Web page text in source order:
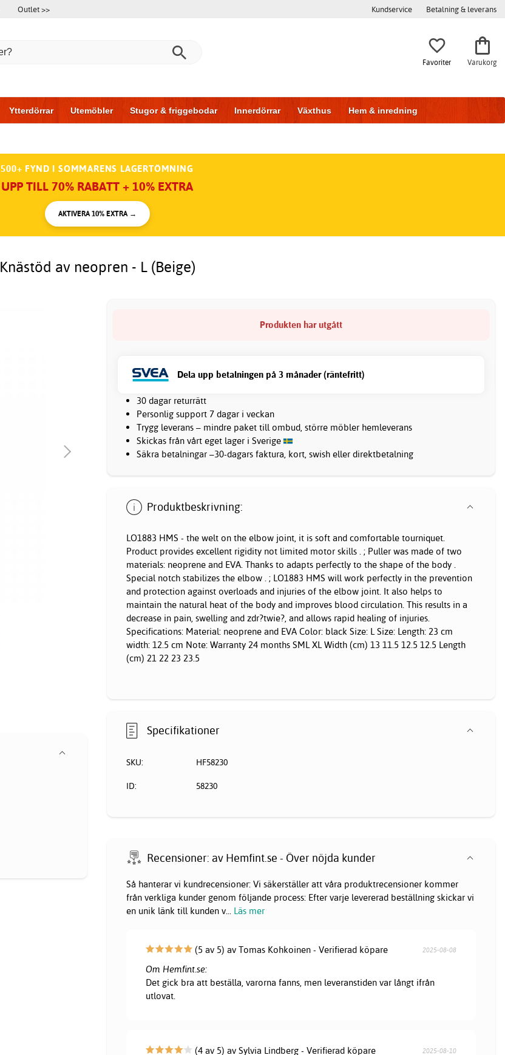
Outlet >> Kundservice Betalning & leverans
Favoriter Varukorg
Ytterdörrar Utemöbler Stugor & friggebodar Innerdörrar Växthus Hem & inredning
500+ FYND I SOMMARENS LAGERTÖMNING
UPP TILL 70% RABATT + 10% EXTRA
AKTIVERA 10% EXTRA →
Knästöd av neopren - L (Beige)
Produkten har utgått
Dela upp betalningen på 3 månader (räntefritt)
30 dagar returrätt
Personlig support 7 dagar i veckan
Trygg leverans – mindre paket till ombud, större möbler hemleverans
Skickas från vårt eget lager i Sverige
Säkra betalningar –30-dagars faktura, kort, swish eller direktbetalning
Produktbeskrivning:
LO1883 HMS - the welt on the elbow joint, it is soft and comfortable tourniquet.
Product provides excellent rigidity not limited motor skills . ; Puller was made of two
materials: neoprene and EVA. Thanks to adapts perfectly to the shape of the body .
Special notch stabilizes the elbow . ; LO1883 HMS will work perfectly in the prevention
and protection against overloads and injuries of the elbow joint. It also helps to
maintain the natural heat of the body and improves blood circulation. This results in a
decrease in pain, swelling and zdr?twie?, and allows rapid healing of injuries.
Specifications: Material: neoprene and EVA Color: black Size: L Size: Length: 23 cm
width: 12.5 cm Note: Warranty 24 months SML XL Width (cm) 13 11.5 12.5 12.5 Length
(cm) 21 22 23 23.5
Specifikationer
SKU: HF58230
ID: 58230
Recensioner: av Hemfint.se - Över nöjda kunder
Så hanterar vi kundrecensioner: Vi säkerställer att våra produktrecensioner kommer
från verkliga kunder genom följande process: Efter varje levererad beställning skickar vi
en unik länk till kunden v... Läs mer
(5 av 5) av Tomas Kohkoinen - Verifierad köpare 2025-08-08
Om Hemfint.se:
Det gick bra att beställa, varorna fanns, men leveranstiden var långt ifrån
utlovat.
(4 av 5) av Sylvia Lindberg - Verifierad köpare 2025-08-10